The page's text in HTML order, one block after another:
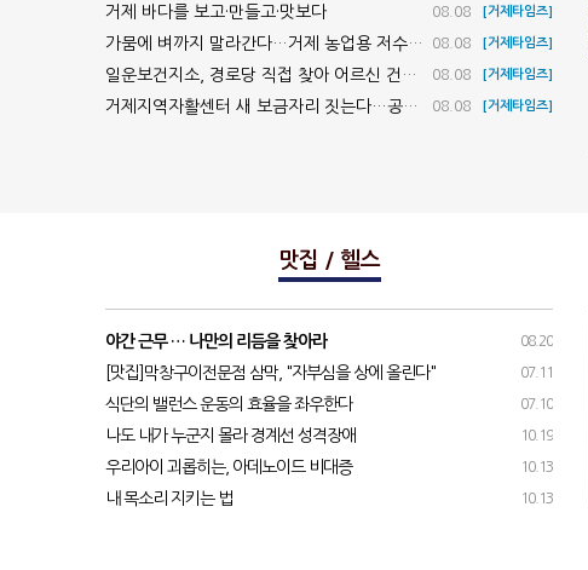
[거제타임즈]
08.08
거제 바다를 보고·만들고·맛보다
[거제타임즈]
08.08
가뭄에 벼까지 말라간다…거제 농업용 저수지 저수율 39.2%
[거제타임즈]
08.08
일운보건지소, 경로당 직접 찾아 어르신 건강 챙긴다
[거제타임즈]
08.08
거제지역자활센터 새 보금자리 짓는다…공모 선정 10억원 확보
맛집 / 헬스
08.20
야간 근무 … 나만의 리듬을 찾아라
07.11
[맛집]막창구이전문점 삼막, "자부심을 상에 올린다"
07.10
식단의 밸런스 운동의 효율을 좌우한다
10.19
나도 내가 누군지 몰라 경계선 성격장애
10.13
우리아이 괴롭히는, 아데노이드 비대증
10.13
내 목소리 지키는 법